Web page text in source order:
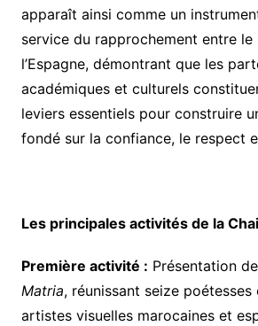
apparaît ainsi comme un
service du rapprochement entre le
l’Espagne, démontrant que les
académiques et culturels
leviers essentiels pour construire
fondé sur la confiance, le respect
Les principales activités de la
Première activité : Présentation
Matria, réunissant seize
artistes visuelles marocaines et